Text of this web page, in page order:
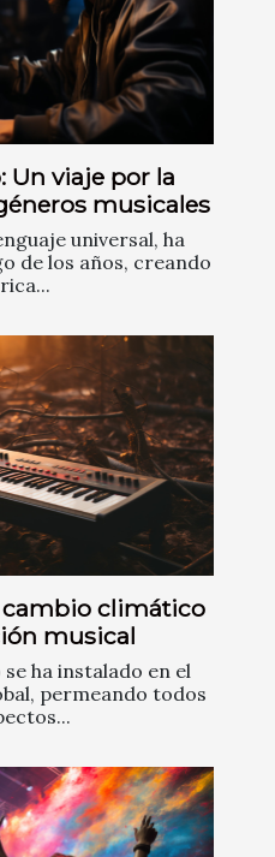
Un viaje por la
musicales
universal, ha
de los años, creando
climático
musical
ha instalado en el
permeando todos